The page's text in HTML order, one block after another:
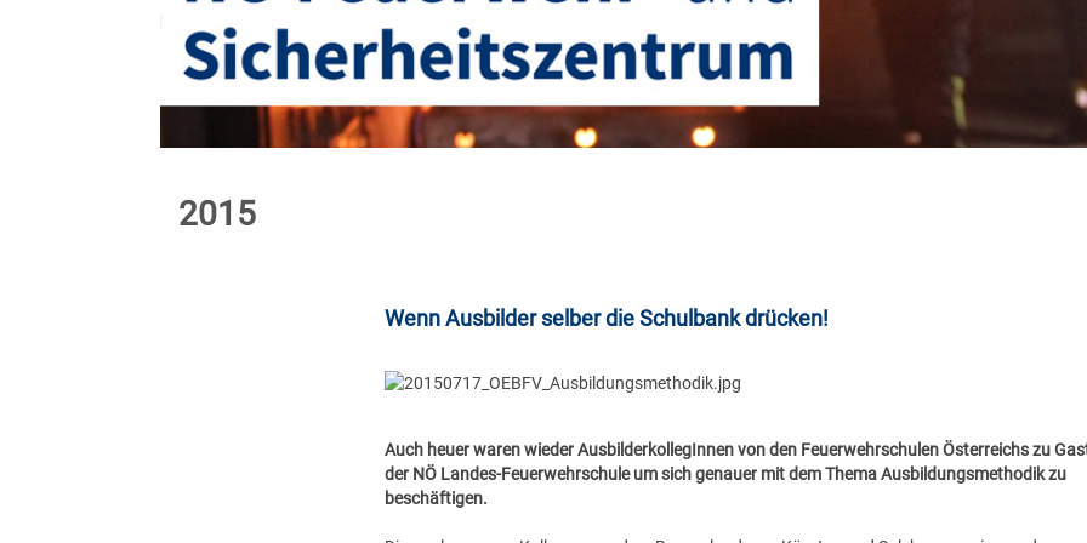
2015
Wenn Ausbilder selber die Schulbank drücken!
Auch heuer waren wieder AusbilderkollegInnen von den Feuerwehrschulen Österreichs zu
der NÖ Landes-Feuerwehrschule um sich genauer mit dem Thema Ausbildungsmethodik zu
beschäftigen.